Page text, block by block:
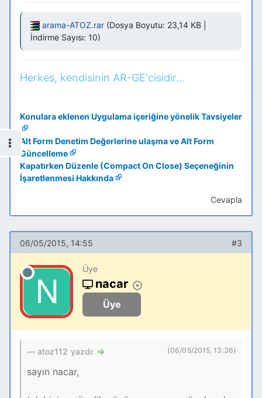
arama-ATOZ.rar(Dosya Boyutu: 23,14 KB |
İndirme Sayısı: 10)
Herkes, kendisinin AR-GE'cisidir...
Konulara eklenen Uygulama içeriğine yönelik Tavsiyeler
Alt Form Denetim Değerlerine ulaşma ve Alt Form
Güncelleme
Kapatırken Düzenle (Compact On Close) Seçeneğinin
İşaretlenmesi Hakkında
Cevapla
06/05/2015, 14:55 #3
Üye
nacar
Üye
(06/05/2015, 13:36)
atoz112 yazdı:
sayın nacar,